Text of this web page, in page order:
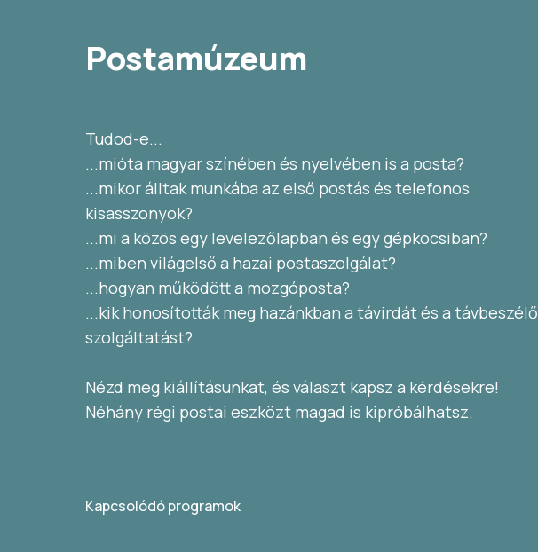
Postamúzeum
Tudod-e...
...mióta magyar színében és nyelvében is a posta?
...mikor álltak munkába az első postás és telefonos
kisasszonyok?
...mi a közös egy levelezőlapban és egy gépkocsiban?
...miben világelső a hazai postaszolgálat?
...hogyan működött a mozgóposta?
...kik honosították meg hazánkban a távirdát és a távbeszélő
szolgáltatást?
Nézd meg kiállításunkat, és választ kapsz a kérdésekre!
Néhány régi postai eszközt magad is kipróbálhatsz.
Kapcsolódó programok